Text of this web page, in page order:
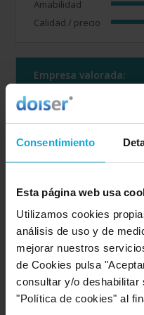
Consentimiento
Esta página web usa
Utilizamos cookies
análisis de uso y de
mejorar nuestros
de Cookies pulsa
consultar y/o deshabilitar
"Política de cookies" al
Amabilidad
Calidad / precio
Empresa valorada:
"El usuario no ha
Detalles de la
Rapidez
Amabilidad
Calidad / precio